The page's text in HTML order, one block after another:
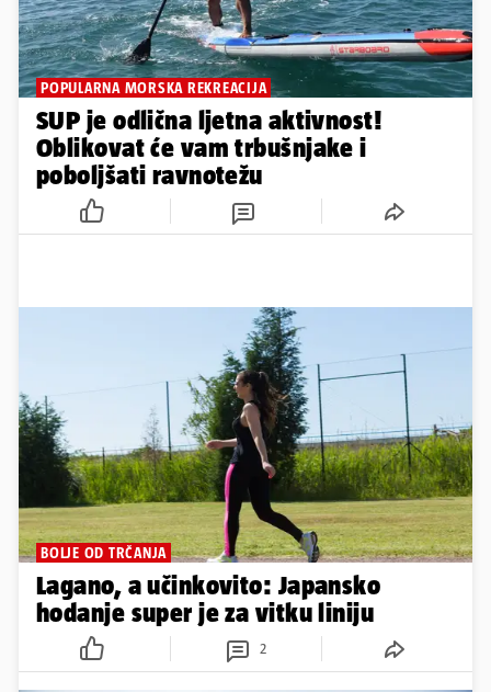
POPULARNA MORSKA REKREACIJA
SUP je odlična ljetna aktivnost!
Oblikovat će vam trbušnjake i
poboljšati ravnotežu
BOLJE OD TRČANJA
Lagano, a učinkovito: Japansko
hodanje super je za vitku liniju
2